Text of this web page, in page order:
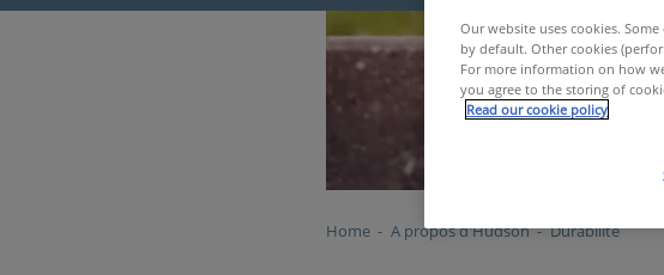
Home A propos d'Hudson Durabilité
Our website uses cookies.
by default. Other cookies
For more information on how
you agree to the storing of
Read our cookie policy